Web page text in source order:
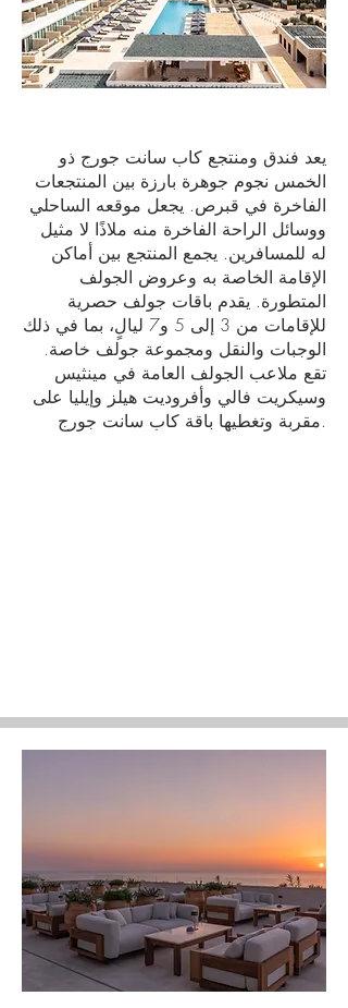
يعد فندق ومنتجع كاب سانت جورج ذو
الخمس نجوم جوهرة بارزة بين المنتجعات
الفاخرة في قبرص. يجعل موقعه الساحلي
ووسائل الراحة الفاخرة منه ملاذًا لا مثيل
له للمسافرين. يجمع المنتجع بين أماكن
الإقامة الخاصة به وعروض الجولف
المتطورة. يقدم باقات جولف حصرية
للإقامات من 3 إلى 5 و7 ليالٍ، بما في ذلك
الوجبات والنقل ومجموعة جولف خاصة.
تقع ملاعب الجولف العامة في مينثيس
وسيكريت فالي وأفروديت هيلز وإيليا على
مقربة وتغطيها باقة كاب سانت جورج.